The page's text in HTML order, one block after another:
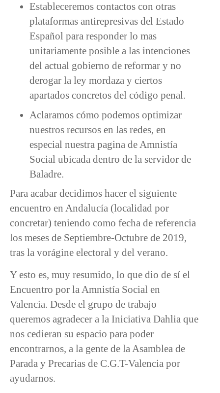
Estableceremos contactos con otras
plataformas antirepresivas del Estado
Español para responder lo mas
unitariamente posible a las intenciones
del actual gobierno de reformar y no
derogar la ley mordaza y ciertos
apartados concretos del código penal.
Aclaramos cómo podemos optimizar
nuestros recursos en las redes, en
especial nuestra pagina de Amnistía
Social ubicada dentro de la servidor de
Baladre.
Para acabar decidimos hacer el siguiente
encuentro en Andalucía (localidad por
concretar) teniendo como fecha de referencia
los meses de Septiembre-Octubre de 2019,
tras la vorágine electoral y del verano.
Y esto es, muy resumido, lo que dio de sí el
Encuentro por la Amnistía Social en
Valencia. Desde el grupo de trabajo
queremos agradecer a la Iniciativa Dahlia que
nos cedieran su espacio para poder
encontrarnos, a la gente de la Asamblea de
Parada y Precarias de C.G.T-Valencia por
ayudarnos.